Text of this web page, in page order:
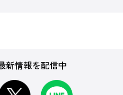
新情報を配信中